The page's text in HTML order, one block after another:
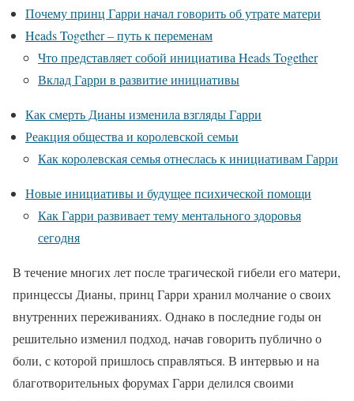
Почему принц Гарри начал говорить об утрате матери
Heads Together – путь к переменам
Что представляет собой инициатива Heads Together
Вклад Гарри в развитие инициативы
Как смерть Дианы изменила взгляды Гарри
Реакция общества и королевской семьи
Как королевская семья отнеслась к инициативам Гарри
Новые инициативы и будущее психической помощи
Как Гарри развивает тему ментального здоровья
сегодня
В течение многих лет после трагической гибели его матери,
принцессы Дианы, принц Гарри хранил молчание о своих
внутренних переживаниях. Однако в последние годы он
решительно изменил подход, начав говорить публично о
боли, с которой пришлось справляться. В интервью и на
благотворительных форумах Гарри делился своими